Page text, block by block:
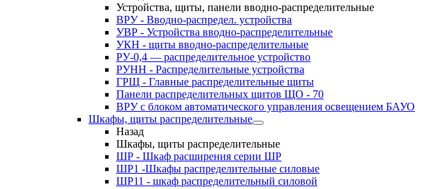
Устройства, щиты, панели вводно-распределительные
ВРУ - Вводно-распредел. устройства
УВР - Устройства вводно-распределительные
УКН - щиты вводно-распределительные
РУ-0,4 — распределительное устройство
РУНН - Распределительные устройства
ГРЩ - Главные распределительные щиты
Панели распределительных щитов ЩО - 70
ВРУ с блоком автоматического управления освещением БАУО
Шкафы, щиты распределительные
Назад
Шкафы, щиты распределительные
ШР - Шкаф расширения серии ШР
ШР1 -Шкафы распределительные силовые
ШР11 - шкаф распределительный силовой